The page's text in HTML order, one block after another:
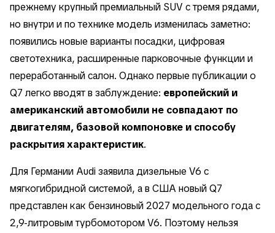
прежнему крупный премиальный SUV с тремя рядами,
но внутри и по технике модель изменилась заметно:
появились новые варианты посадки, цифровая
светотехника, расширенные парковочные функции и
переработанный салон. Однако первые публикации о
Q7 легко вводят в заблуждение: европейский и
американский автомобили не совпадают по
двигателям, базовой компоновке и способу
раскрытия характеристик.
Для Германии Audi заявила дизельные V6 с
мягкогибридной системой, а в США новый Q7
представлен как бензиновый 2027 модельного года с
2,9-литровым турбомотором V6. Поэтому нельзя